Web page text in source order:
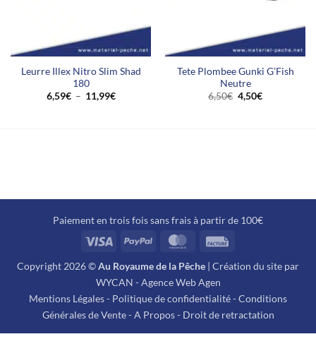
Nous cherchons des étoiles !
Dites-nous ce que vous en pensez
Soyez le premier à écrire un
Leurre Illex Nitro Slim Shad
180
6,59€ – 11,99€Plage
Tete Plombee Gunki G’Fish
Neutre
6,50€ Le
prix
4,50€Le
Paiement en trois fois sans frais à partir de 100€
Visa
PayPal MasterCard
Copyright 2026 ©Au Royaume de la Pêche | Création du site par
WYCAN - Agence Web Agen
Mentions Légales- Politique de confidentialité-Conditions
Générales de Vente-A Propos- Droit de retractation